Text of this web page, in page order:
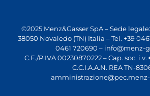
©2025 Menz&Gasser SpA – Sede
38050 Novaledo (TN) Italia – Tel. +39
0461 720690 – info@menz-
C.F./P.IVA 00230870222 – Cap. soc.
C.C.I.A.A.N. REA TN-